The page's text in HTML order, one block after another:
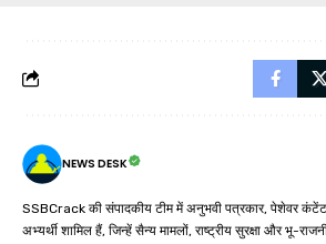
NEWS DESK
SSBCrack की संपादकीय टीम में अनुभवी पत्रकार, पेशेवर कंटेंट
अभ्यर्थी शामिल हैं, जिन्हें सैन्य मामलों, राष्ट्रीय सुरक्षा और भू-